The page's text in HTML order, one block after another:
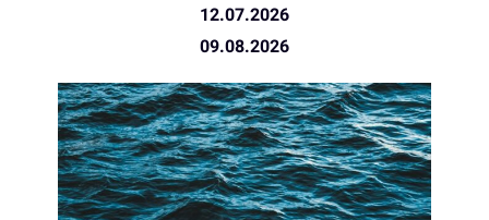
12.07.2026
09.08.2026